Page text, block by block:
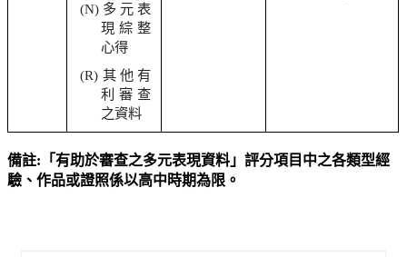
(N) 多元表
現綜整
心得
(R) 其他有
利審查
之資料
備註:「有助於審查之多元表現資料」評分項目中之各類型經
驗、作品或證照係以高中時期為限。